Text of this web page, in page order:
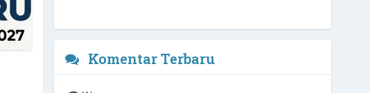
Komentar Terbaru